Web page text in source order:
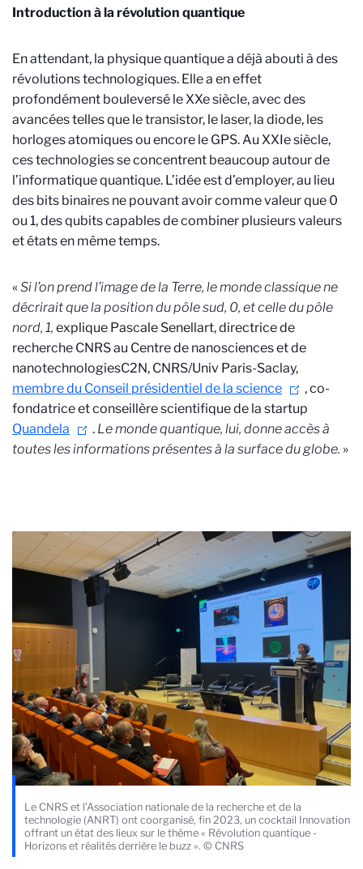
Introduction à la révolution quantique
En attendant, la physique quantique a déjà abouti à des
révolutions technologiques. Elle a en effet
profondément bouleversé le XXe siècle, avec des
avancées telles que le transistor, le laser, la diode, les
horloges atomiques ou encore le GPS. Au XXIe siècle,
ces technologies se concentrent beaucoup autour de
l’informatique quantique. L’idée est d’employer, au lieu
des bits binaires ne pouvant avoir comme valeur que 0
ou 1, des qubits capables de combiner plusieurs valeurs
et états en même temps.
«Si l’on prend l’image de la Terre, le monde classique ne
décrirait que la position du pôle sud, 0, et celle du pôle
nord, 1, explique Pascale Senellart, directrice de
recherche CNRS au Centre de nanosciences et de
nanotechnologiesC2N, CNRS/Univ Paris-Saclay,
membre du Conseil présidentiel de la science
, co-
fondatrice et conseillère scientifique de la startup
Quandela
. Le monde quantique, lui, donne accès à
toutes les informations présentes à la surface du globe. »
Le CNRS et l’Association nationale de la recherche et de la
technologie (ANRT) ont coorganisé, fin 2023, un cocktail Innovation
offrant un état des lieux sur le thème « Révolution quantique -
Horizons et réalités derrière le buzz ». © CNRS